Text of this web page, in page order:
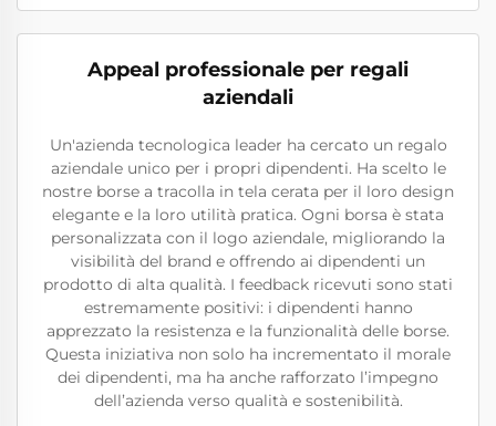
Appeal professionale per regali
aziendali
Un'azienda tecnologica leader ha cercato un regalo
aziendale unico per i propri dipendenti. Ha scelto le
nostre borse a tracolla in tela cerata per il loro design
elegante e la loro utilità pratica. Ogni borsa è stata
personalizzata con il logo aziendale, migliorando la
visibilità del brand e offrendo ai dipendenti un
prodotto di alta qualità. I feedback ricevuti sono stati
estremamente positivi: i dipendenti hanno
apprezzato la resistenza e la funzionalità delle borse.
Questa iniziativa non solo ha incrementato il morale
dei dipendenti, ma ha anche rafforzato l’impegno
dell’azienda verso qualità e sostenibilità.